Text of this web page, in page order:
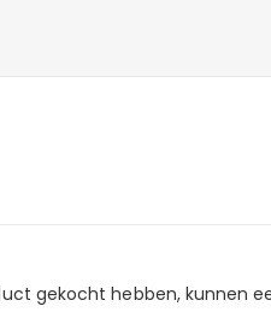
gekocht hebben, kunnen